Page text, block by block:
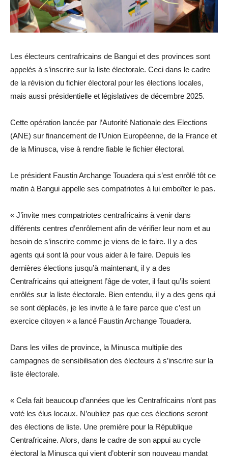
Les électeurs centrafricains de Bangui et des provinces sont
appelés à s’inscrire sur la liste électorale. Ceci dans le cadre
de la révision du fichier électoral pour les élections locales,
mais aussi présidentielle et législatives de décembre 2025.
Cette opération lancée par l’Autorité Nationale des Elections
(ANE) sur financement de l’Union Européenne, de la France et
de la Minusca, vise à rendre fiable le fichier électoral.
Le président Faustin Archange Touadera qui s’est enrôlé tôt ce
matin à Bangui appelle ses compatriotes à lui emboîter le pas.
« J’invite mes compatriotes centrafricains à venir dans
différents centres d’enrôlement afin de vérifier leur nom et au
besoin de s’inscrire comme je viens de le faire. Il y a des
agents qui sont là pour vous aider à le faire. Depuis les
dernières élections jusqu’à maintenant, il y a des
Centrafricains qui atteignent l’âge de voter, il faut qu’ils soient
enrôlés sur la liste électorale. Bien entendu, il y a des gens qui
se sont déplacés, je les invite à le faire parce que c’est un
exercice citoyen » a lancé Faustin Archange Touadera.
Dans les villes de province, la Minusca multiplie des
campagnes de sensibilisation des électeurs à s’inscrire sur la
liste électorale.
« Cela fait beaucoup d’années que les Centrafricains n’ont pas
voté les élus locaux. N’oubliez pas que ces élections seront
des élections de liste. Une première pour la République
Centrafricaine. Alors, dans le cadre de son appui au cycle
électoral la Minusca qui vient d’obtenir son nouveau mandat